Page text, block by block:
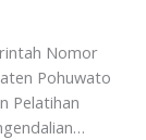
Nomor
Pohuwato
Pelatihan